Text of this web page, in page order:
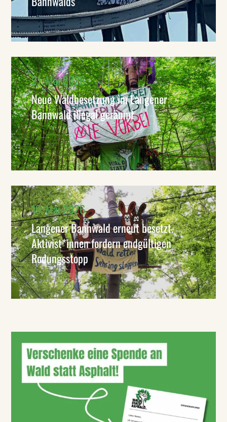
21. Mai 2026
Neue Waldbesetzung im Langener
Bannwald illegal geräumt
19. Mai 2026
Langener Bannwald erneut besetzt.
Aktivist*innen fordern endgültigen
Rodungsstopp